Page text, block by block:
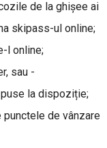
de la ghișee ai
skipass-ul online;
l online;
sau -
la dispoziție;
de vânzare